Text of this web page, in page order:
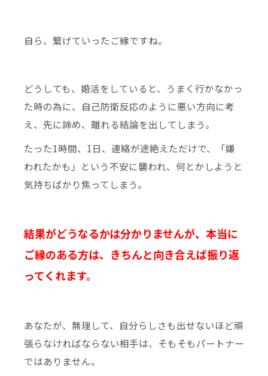
自ら、繋げていったご縁ですね。
どうしても、婚活をしていると、うまく行かなかっ
た時の為に、自己防衛反応のように悪い方向に考
え、先に諦め、離れる結論を出してしまう。
たった1時間、1日、連絡が途絶えただけで、「嫌
われたかも」という不安に襲われ、何とかしようと
気持ちばかり焦ってしまう。
結果がどうなるかは分かりませんが、本当に
ご縁のある方は、きちんと向き合えば振り返
ってくれます。
あなたが、無理して、自分らしさも出せないほど頑
張らなければならない相手は、そもそもパートナー
ではありません。